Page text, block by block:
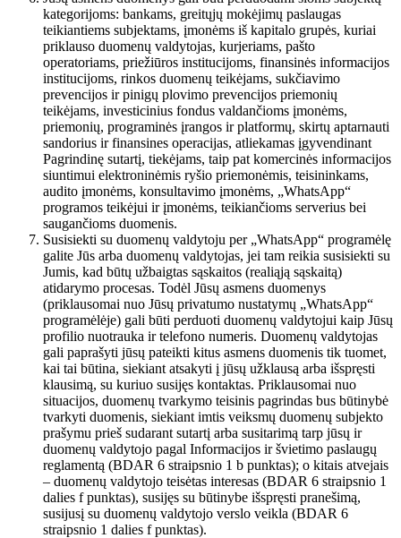
kategorijoms: bankams, greitųjų mokėjimų paslaugas
teikiantiems subjektams, įmonėms iš kapitalo grupės, kuriai
priklauso duomenų valdytojas, kurjeriams, pašto
operatoriams, priežiūros institucijoms, finansinės informacijos
institucijoms, rinkos duomenų teikėjams, sukčiavimo
prevencijos ir pinigų plovimo prevencijos priemonių
teikėjams, investicinius fondus valdančioms įmonėms,
priemonių, programinės įrangos ir platformų, skirtų aptarnauti
sandorius ir finansines operacijas, atliekamas įgyvendinant
Pagrindinę sutartį, tiekėjams, taip pat komercinės informacijos
siuntimui elektroninėmis ryšio priemonėmis, teisininkams,
audito įmonėms, konsultavimo įmonėms, „WhatsApp“
programos teikėjui ir įmonėms, teikiančioms serverius bei
saugančioms duomenis.
Susisiekti su duomenų valdytoju per „WhatsApp“ programėlę
galite Jūs arba duomenų valdytojas, jei tam reikia susisiekti su
Jumis, kad būtų užbaigtas sąskaitos (realiąją sąskaitą)
atidarymo procesas. Todėl Jūsų asmens duomenys
(priklausomai nuo Jūsų privatumo nustatymų „WhatsApp“
programėlėje) gali būti perduoti duomenų valdytojui kaip Jūsų
profilio nuotrauka ir telefono numeris. Duomenų valdytojas
gali paprašyti jūsų pateikti kitus asmens duomenis tik tuomet,
kai tai būtina, siekiant atsakyti į jūsų užklausą arba išspręsti
klausimą, su kuriuo susijęs kontaktas. Priklausomai nuo
situacijos, duomenų tvarkymo teisinis pagrindas bus būtinybė
tvarkyti duomenis, siekiant imtis veiksmų duomenų subjekto
prašymu prieš sudarant sutartį arba susitarimą tarp jūsų ir
duomenų valdytojo pagal Informacijos ir švietimo paslaugų
reglamentą (BDAR 6 straipsnio 1 b punktas); o kitais atvejais
– duomenų valdytojo teisėtas interesas (BDAR 6 straipsnio 1
dalies f punktas), susijęs su būtinybe išspręsti pranešimą,
susijusį su duomenų valdytojo verslo veikla (BDAR 6
straipsnio 1 dalies f punktas).